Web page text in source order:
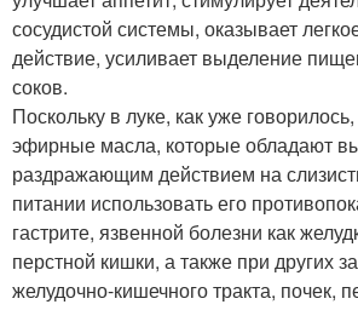
сосудистой системы, оказывает
действие, усиливает выделение
соков.
Поскольку в луке, как уже
эфирные масла, которые обладают
раздражающим действием на
питании использовать его
гастрите, язвенной болезни как
перстной кишки, а также при других
желудочно-кишечного тракта, почек,